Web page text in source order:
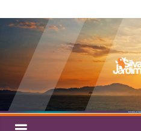
para
conteúdo
Silva
Jardim